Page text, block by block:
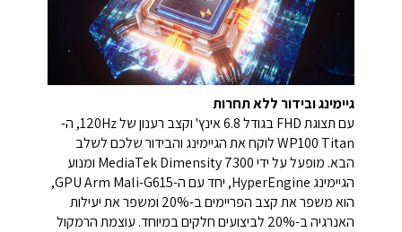
גיימינג ובידור ללא תחרות
עם תצוגת FHD בגודל 6.8 אינץ' וקצב רענון של 120Hz, ה-
WP100 Titan לוקח את הגיימינג והבידור שלכם לשלב
הבא.
מופעל על ידי MediaTek Dimensity 7300 ומנוע
הגיימינג HyperEngine, יחד עם ה-GPU Arm Mali-G615,
הוא משפר את קצב הפריימים ב-20% ומשפר את יעילות
האנרגיה ב-20% לביצועים חלקים במיוחד.
עוצמת הרמקול